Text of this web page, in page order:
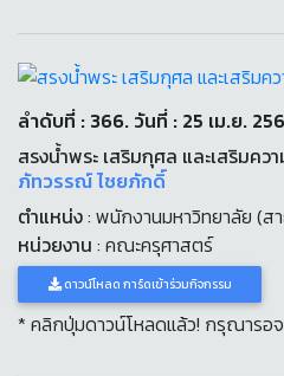
ลำดับที่ : 366. วันที่ : 25 เม.ย.
สรงน้ำพระ เสริมกุศล และเสริมค
ภัทวรรณ์ ไชยภักดิ์
ตำแหน่ง: พนักงานมหาวิทยาลัย (ส
หน่วยงาน : คณะครุศาสตร์
ดาวน์โหลด การ์ดเข้าร่วมกิจกรรม
* คลิกปุ่มดาวน์โหลดแล้ว! กรุณารอ